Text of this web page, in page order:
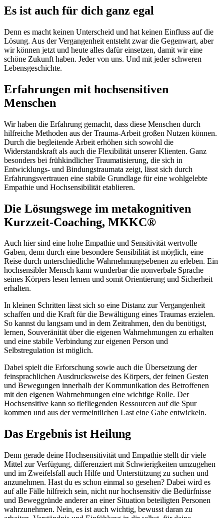
Es ist auch für dich ganz egal
Denn es macht keinen Unterscheid und hat keinen Einfluss auf die
Lösung. Aus der Vergangenheit entsteht zwar die Gegenwart, aber
wir können jetzt und heute alles dafür einsetzen, damit wir eine
schöne Zukunft haben. Jeder von uns. Und mit jeder schweren
Lebensgeschichte.
Erfahrungen mit hochsensitiven
Menschen
Wir haben die Erfahrung gemacht, dass diese Menschen durch
hilfreiche Methoden aus der Trauma-Arbeit großen Nutzen können.
Durch die begleitende Arbeit erhöhen sich sowohl die
Widerstandskraft als auch die Flexibilität unserer Klienten. Ganz
besonders bei frühkindlicher Traumatisierung, die sich in
Entwicklungs- und Bindungstraumata zeigt, lässt sich durch
Erfahrungsvertrauen eine stabile Grundlage für eine wohlgelebte
Empathie und Hochsensibilität etablieren.
Die Lösungswege im metakognitiven
Kurzzeit-Coaching, MKKC®
Auch hier sind eine hohe Empathie und Sensitivität wertvolle
Gaben, denn durch eine besondere Sensibilität ist möglich, eine
Reise durch unterschiedliche Wahrnehmungsebenen zu erleben. Ein
hochsensibler Mensch kann wunderbar die nonverbale Sprache
seines Körpers lesen lernen und somit Orientierung und Sicherheit
erhalten.
In kleinen Schritten lässt sich so eine Distanz zur Vergangenheit
schaffen und die Kraft für die Bewältigung eines Traumas erzielen.
So kannst du langsam und in dem Zeitrahmen, den du benötigst,
lernen, Souveränität über die eigenen Wahrnehmungen zu erhalten
und eine stabile Verbindung zur eigenen Person und
Selbstregulation ist möglich.
Dabei spielt die Erforschung sowie auch die Übersetzung der
feinsprachlichen Ausdrucksweise des Körpers, der feinen Gesten
und Bewegungen innerhalb der Kommunikation des Betroffenen
mit den eigenen Wahrnehmungen eine wichtige Rolle. Der
Hochsensitive kann so tiefliegenden Ressourcen auf die Spur
kommen und aus der vermeintlichen Last eine Gabe entwickeln.
Das Ergebnis ist Heilung
Denn gerade deine Hochsensitivität und Empathie stellt dir viele
Mittel zur Verfügung, differenziert mit Schwierigkeiten umzugehen
und im Zweifelsfall auch Hilfe und Unterstützung zu suchen und
anzunehmen. Hast du es schon einmal so gesehen? Dabei wird es
auf alle Fälle hilfreich sein, nicht nur hochsensitiv die Bedürfnisse
und Beweggründe anderer an einer Situation beteiligten Personen
wahrzunehmen. Nein, es ist auch wichtig, bewusst daran zu